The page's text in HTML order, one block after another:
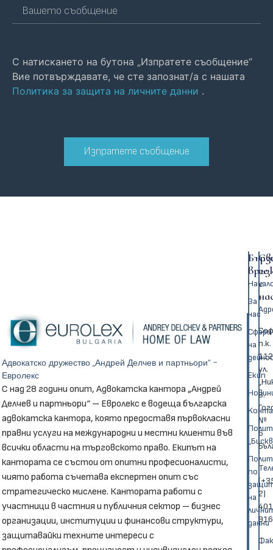
С натискането на бутона „Изпратете съобщение“
Вие потвърждавате, че сте запознат/а с нашата
Политика за защита на личните данни .
Изпратете съобщение
Адвокатско дружество „Андрей Делчев и партньори“ -
Евролекс
С над 28 години опит, Адвокатска кантора „Андрей
Делчев и партньори“ – Евролекс е водеща българска
адвокатска кантора, която предоставя първокласни
правни услуги на международни и местни клиенти във
всички области на търговското право. Екипът на
кантората се състои от опитни професионалисти,
чиято работа съчетава експертен опит със
стратегическо мислене. Кантората работи с
участници в частния и публичния сектор – бизнес
организации, институции и финансови структури,
защитавайки техните интереси с
За
нас
Cфери
на
Eкип
по
на
данни
се
с
п.к.
ул.
В.
№
6
2)
401